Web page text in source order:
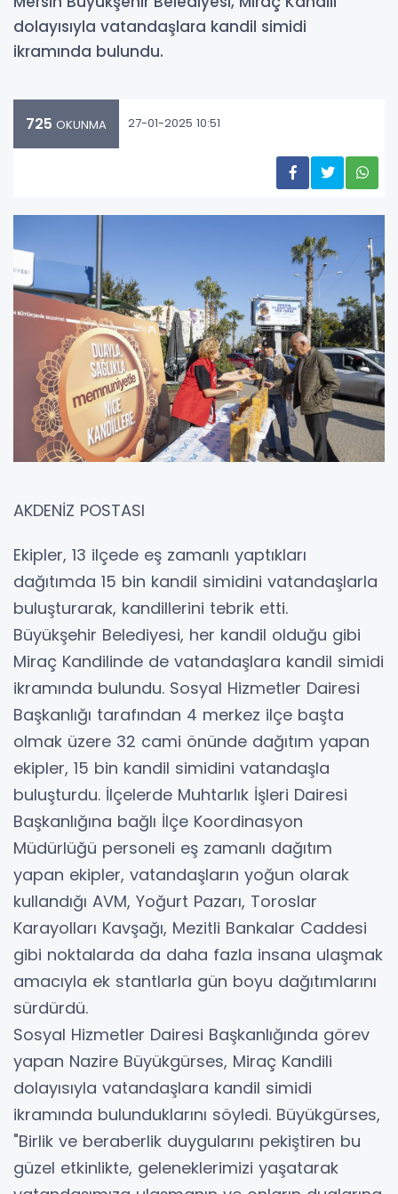
dolayısıyla vatandaşlara kandil simidi
ikramında bulundu.
725 OKUNMA 27-01-2025 10:51
AKDENİZ POSTASI
Ekipler, 13 ilçede eş zamanlı yaptıkları
dağıtımda 15 bin kandil simidini vatandaşlarla
buluşturarak, kandillerini tebrik etti.
Büyükşehir Belediyesi, her kandil olduğu gibi
Miraç Kandilinde de vatandaşlara kandil simidi
ikramında bulundu. Sosyal Hizmetler Dairesi
Başkanlığı tarafından 4 merkez ilçe başta
olmak üzere 32 cami önünde dağıtım yapan
ekipler, 15 bin kandil simidini vatandaşla
buluşturdu. İlçelerde Muhtarlık İşleri Dairesi
Başkanlığına bağlı İlçe Koordinasyon
Müdürlüğü personeli eş zamanlı dağıtım
yapan ekipler, vatandaşların yoğun olarak
kullandığı AVM, Yoğurt Pazarı, Toroslar
Karayolları Kavşağı, Mezitli Bankalar Caddesi
gibi noktalarda da daha fazla insana ulaşmak
amacıyla ek stantlarla gün boyu dağıtımlarını
sürdürdü.
Sosyal Hizmetler Dairesi Başkanlığında görev
yapan Nazire Büyükgürses, Miraç Kandili
dolayısıyla vatandaşlara kandil simidi
ikramında bulunduklarını söyledi. Büyükgürses,
"Birlik ve beraberlik duygularını pekiştiren bu
güzel etkinlikte, geleneklerimizi yaşatarak